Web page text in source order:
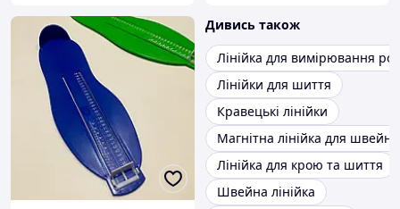
Дивись також
Лінійка для вимірювання
Лінійки для шиття
Кравецькі лінійки
Магнітна лінійка для
Лінійка для крою та шиття
Швейна лінійка